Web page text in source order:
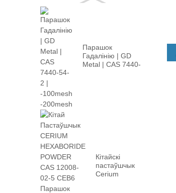
Парашок
Гадалінію | GD
Metal | CAS 7440-
Кітайскі
пастаўшчык
Cerium